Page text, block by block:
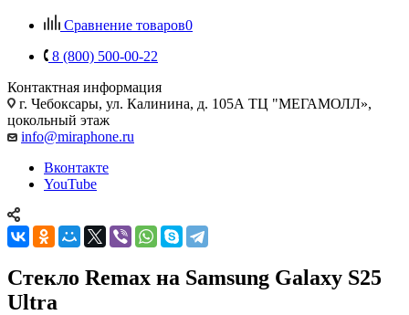
Сравнение товаров0
8 (800) 500-00-22
Контактная информация
г. Чебоксары, ул. Калинина, д. 105А ТЦ "МЕГАМОЛЛ»,
цокольный этаж
info@miraphone.ru
Вконтакте
YouTube
Стекло Remax на Samsung Galaxy S25
Ultra